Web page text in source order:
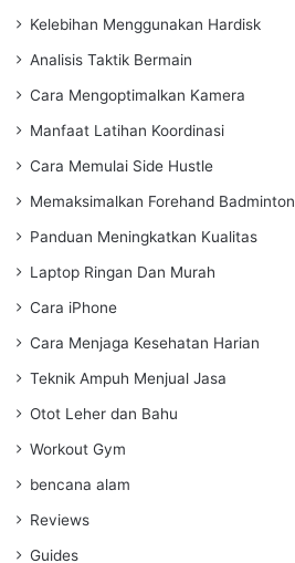
Kelebihan Menggunakan Hardisk
Analisis Taktik Bermain
Cara Mengoptimalkan Kamera
Manfaat Latihan Koordinasi
Cara Memulai Side Hustle
Memaksimalkan Forehand Badminton
Panduan Meningkatkan Kualitas
Laptop Ringan Dan Murah
Cara iPhone
Cara Menjaga Kesehatan Harian
Teknik Ampuh Menjual Jasa
Otot Leher dan Bahu
Workout Gym
bencana alam
Reviews
Guides